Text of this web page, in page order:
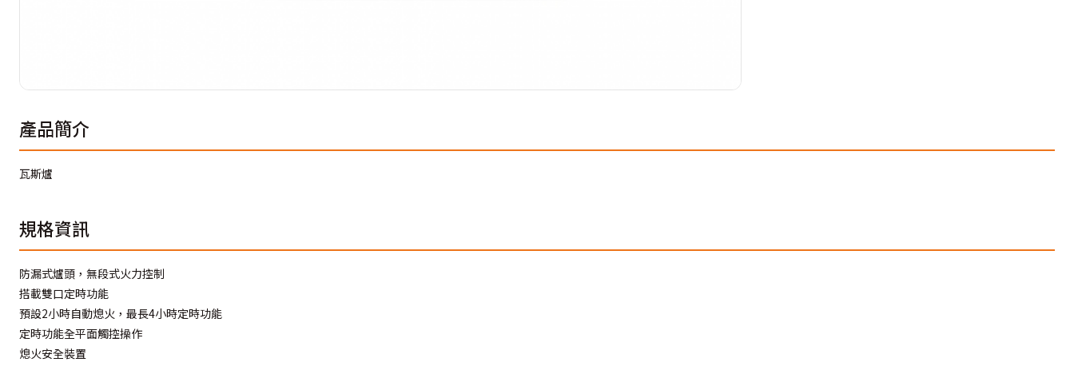
產品簡介
瓦斯爐
規格資訊
防漏式爐頭，無段式火力控制
搭載雙口定時功能
預設2小時自動熄火，最長4小時定時功能
定時功能全平面觸控操作
熄火安全裝置